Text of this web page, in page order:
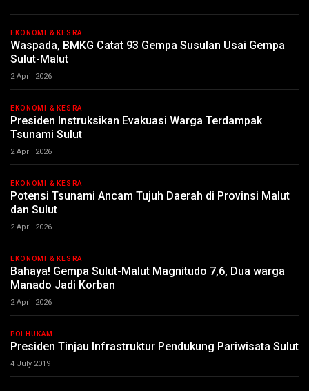
EKONOMI & KESRA
Waspada, BMKG Catat 93 Gempa Susulan Usai Gempa
Sulut-Malut
2 April 2026
EKONOMI & KESRA
Presiden Instruksikan Evakuasi Warga Terdampak
Tsunami Sulut
2 April 2026
EKONOMI & KESRA
Potensi Tsunami Ancam Tujuh Daerah di Provinsi Malut
dan Sulut
2 April 2026
EKONOMI & KESRA
Bahaya! Gempa Sulut-Malut Magnitudo 7,6, Dua warga
Manado Jadi Korban
2 April 2026
POLHUKAM
Presiden Tinjau Infrastruktur Pendukung Pariwisata Sulut
4 July 2019